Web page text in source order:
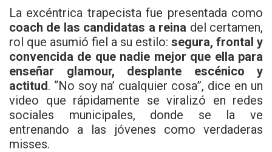
La excéntrica trapecista fue presentada como
coach de las candidatas a reina del certamen,
rol que asumió fiel a su estilo: segura, frontal y
convencida de que nadie mejor que ella para
enseñar glamour, desplante escénico y
actitud. “No soy na’ cualquier cosa”, dice en un
video que rápidamente se viralizó en redes
sociales municipales, donde se la ve
entrenando a las jóvenes como verdaderas
misses.